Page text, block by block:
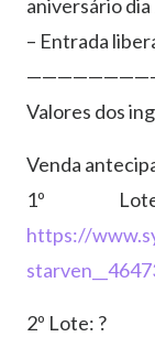
aniversário dia
– Entrada
Valores dos
Venda
1º
https://
2º Lote: ?